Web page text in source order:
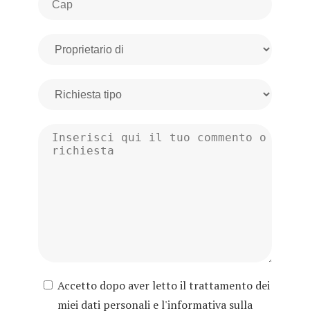
Accetto dopo aver letto il trattamento dei
miei dati personali e l'informativa sulla